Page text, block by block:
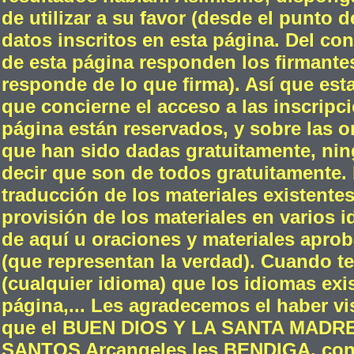
de utilizar a su favor (desde el punto
datos inscritos en esta página. Del
de esta página responden los
responde de lo que firma). Así que
que concierne el acceso a las
página están reservados, y sobre las
que han sido dadas gratuitamente,
decir que son de todos
traducción de los materiales
provisión de los materiales en varios
de aquí u oraciones y materiales
(que representan la verdad). Cuando
(cualquier idioma) que los idiomas
página,... Les agradecemos el haber
que el BUEN DIOS Y LA SANTA
SANTOS Arcangeles les BENDIGA,